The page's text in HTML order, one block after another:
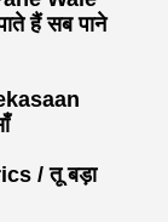
हैं सब पाने
/ तू बड़ा